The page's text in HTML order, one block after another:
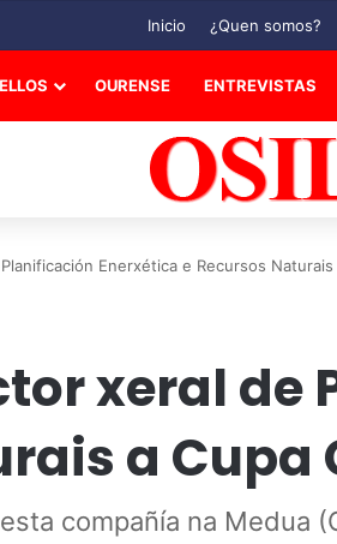
Inicio ¿Quen somos?
OURENSE ENTREVISTAS
Enerxética e Recursos Naturais
xeral de
a Cupa
compañía na Medua